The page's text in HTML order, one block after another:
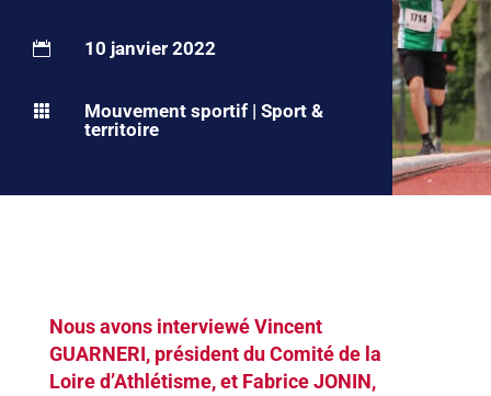
 10 janvier 2022
 Mouvement sportif |Sport &
territoire
Nous avons interviewé Vincent
GUARNERI, président du Comité de la
Loire d’Athlétisme, et Fabrice JONIN,